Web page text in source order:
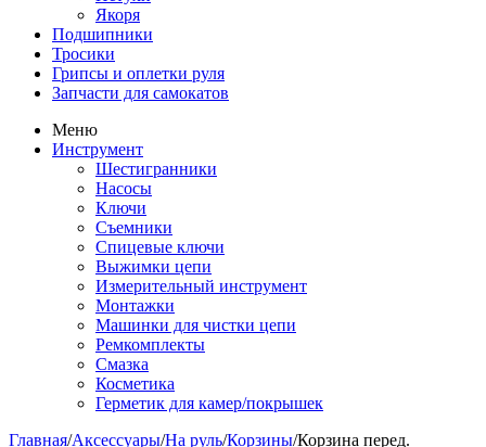
Якоря
Подшипники
Тросики
Грипсы и оплетки руля
Запчасти для самокатов
Меню
Инструмент
Шестигранники
Насосы
Ключи
Съемники
Спицевые ключи
Выжимки цепи
Измерительный инструмент
Монтажки
Машинки для чистки цепи
Ремкомплекты
Смазка
Косметика
Герметик для камер/покрышек
Главная/Аксессуары/На руль/Корзины/Корзина перед.